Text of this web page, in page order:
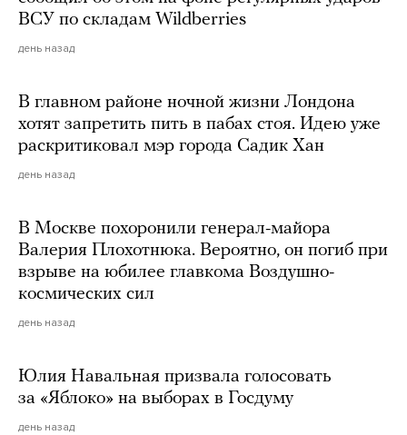
ВСУ по складам Wildberries
день назад
В главном районе ночной жизни Лондона
хотят запретить пить в пабах стоя. Идею уже
раскритиковал мэр города Садик Хан
день назад
В Москве похоронили генерал-майора
Валерия Плохотнюка. Вероятно, он погиб при
взрыве на юбилее главкома Воздушно-
космических сил
день назад
Юлия Навальная призвала голосовать
за «Яблоко» на выборах в Госдуму
день назад